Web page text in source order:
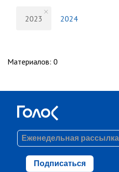
2023 2024
Материалов: 0
Подписаться